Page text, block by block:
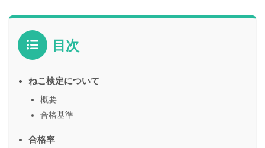
目次
ねこ検定について
概要
合格基準
合格率